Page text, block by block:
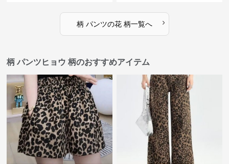
柄 パンツの花 柄一覧へ ›
柄 パンツヒョウ 柄のおすすめアイテム